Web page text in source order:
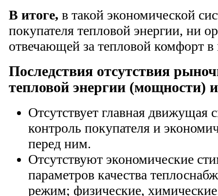
В итоге, в такой экономической
покупателя тепловой энергии, ни
отвечающей за тепловой комфорт в
Последствия отсутствия
тепловой энергии (мощности)
Отсутствует главная движущая
контроль покупателя и
перед ним.
Отсутствуют экономические
параметров качества
режим; физические,